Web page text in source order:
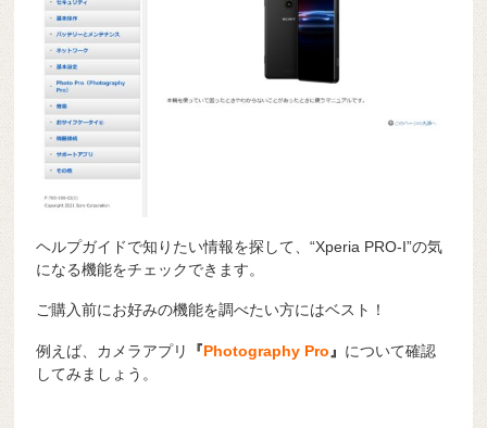
ヘルプガイドで知りたい情報を探して、“Xperia PRO-I”の気
になる機能をチェックできます。
ご購入前にお好みの機能を調べたい方にはベスト！
例えば、カメラアプリ 『Photography Pro』 について確認
してみましょう。